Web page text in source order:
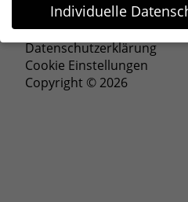
Impressum
Datenschutzerklärung
Cookie Einstellungen
Copyright © 2026
Individuelle
Wenn Sie unter 16 Jahre alt
freiwilligen Diensten geben